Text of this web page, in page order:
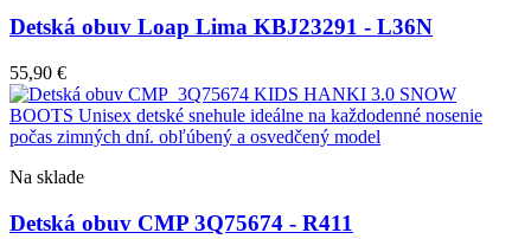
Detská obuv Loap Lima KBJ23291 - L36N
55,90 €
Na sklade
Detská obuv CMP 3Q75674 - R411